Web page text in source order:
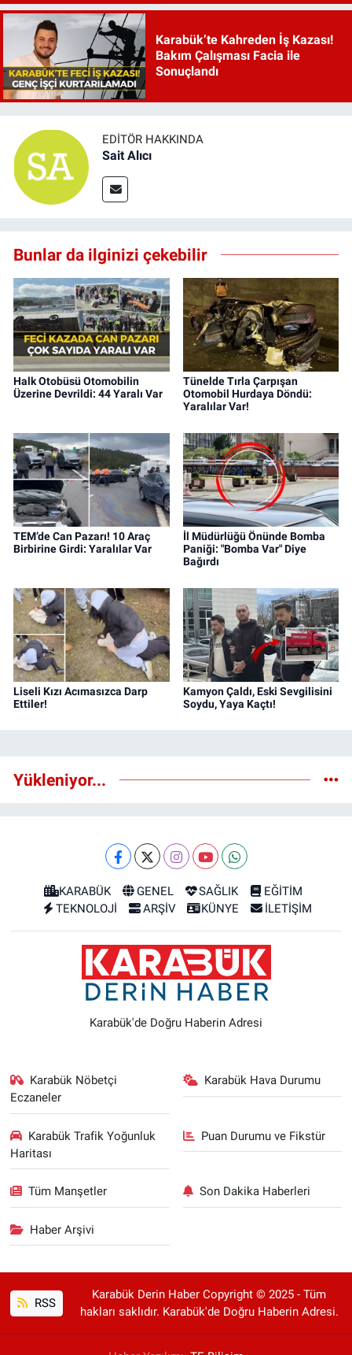
Karabük’te Kahreden İş Kazası!
Bakım Çalışması Facia ile
Sonuçlandı
EDITÖR HAKKINDA
Sait Alıcı
Bunlar da ilginizi çekebilir
Halk Otobüsü Otomobilin
Üzerine Devrildi: 44 Yaralı Var
Tünelde Tırla Çarpışan
Otomobil Hurdaya Döndü:
Yaralılar Var!
TEM’de Can Pazarı! 10 Araç
Birbirine Girdi: Yaralılar Var
İl Müdürlüğü Önünde Bomba
Paniği: "Bomba Var" Diye
Bağırdı
Liseli Kızı Acımasızca Darp
Ettiler!
Kamyon Çaldı, Eski Sevgilisini
Soydu, Yaya Kaçtı!
Yükleniyor...
KARABÜK GENEL SAĞLIK
EĞİTİM
TEKNOLOJİ
ARŞİV KÜNYE İLETİŞİM
Karabük'de Doğru Haberin Adresi
Karabük Nöbetçi
Eczaneler
Karabük Hava Durumu
Karabük Trafik Yoğunluk
Haritası
Puan Durumu ve Fikstür
Tüm Manşetler Son Dakika Haberleri
Haber Arşivi
RSS
Karabük Derin Haber Copyright © 2025 - Tüm
hakları saklıdır. Karabük'de Doğru Haberin Adresi.